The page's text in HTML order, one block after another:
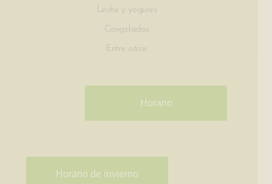
Leche y yogures
Congelados
Entre otros
Horario
Horario de invierno